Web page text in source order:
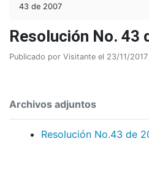
43 de 2007
Resolución No. 43
Publicado por Visitante el 23/11/
Archivos adjuntos
Resolución No.43 de